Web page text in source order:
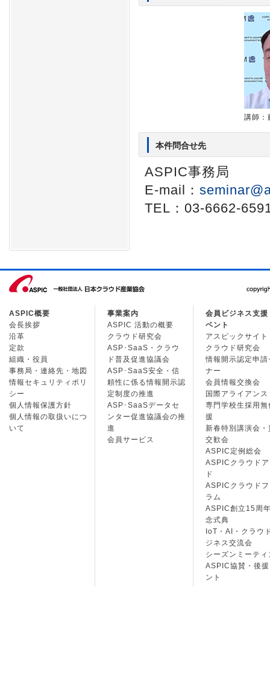
講師：
本件問合せ先
ASPIC事務局
E-mail：
TEL：03-6662-
ASPIC概要
会長挨拶
沿革
定款
組織・役員
事務局・連絡先・地図
情報セキュリティポリ
シー
個人情報保護方針
個人情報の取扱いにつ
いて
事業案内
ASPIC 活動の概要
クラウド研究会
ASP･SaaS・クラウ
ド普及促進協議会
ASP･SaaS安全・信
頼性に係る情報開示認
定制度の推進
ASP･SaaSデータセ
ンター促進協議会の推
進
会員サービス
会員ビジネス支援
ベント
アスピックサイト
クラウド研究会
情報開示認定申請
ナー
会員情報交換会
国際アライアンス
専門学校生採用無
援
新春特別講演会・
交歓会
ASPIC定例総会
ASPICクラウド
ド
ASPICクラウド
ラム
ASPIC創立15周
念式典
IoT・AI・クラウ
ジネス交流会
シーズンミーティ
ASPIC協賛・後
ント